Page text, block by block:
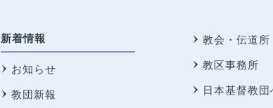
新着情報
お知らせ
教団新報
教会・伝道所
教区事務所
日本基督教団